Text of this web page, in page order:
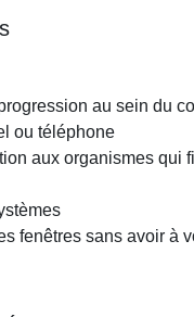
au sein du
ou téléphone
aux organismes qui
fenêtres sans avoir à